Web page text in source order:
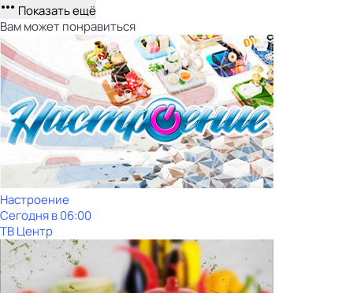
Показать ещё
Вам может понравиться
Настроение
Сегодня в 06:00
ТВ Центр